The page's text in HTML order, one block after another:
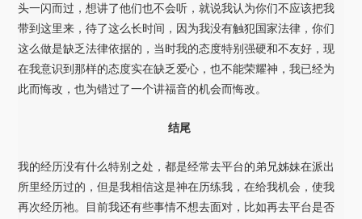
头一闪而过，想讲了他们也不会听，就说我认为你们不应该把我
带到这里来，待了这么长时间，因为我没有触犯国家法律，你们
这么做是缺乏法律依据的，当时我的态度特别强硬和不友好，现
在我意识到那样的态度实在缺乏爱心，也不能荣耀神，我已经为
此而悔改，也为错过了一个讲福音的机会而悔改。
结尾
我的经历没有什么特别之处，都是经常去平台的弟兄姊妹在派出
所里经历过的，但是我相信这是神在历练我，在给我机会，使我
再次经历祂。目前我还有些事情不想去面对，比如再去平台是否